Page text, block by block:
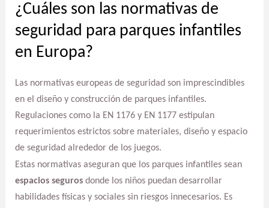
¿Cuáles son las normativas de
seguridad para parques infantiles
en Europa?
Las normativas europeas de seguridad son imprescindibles
en el diseño y construcción de parques infantiles.
Regulaciones como la EN 1176 y EN 1177 estipulan
requerimientos estrictos sobre materiales, diseño y espacio
de seguridad alrededor de los juegos.
Estas normativas aseguran que los parques infantiles sean
espacios segurosdonde los niños puedan desarrollar
habilidades físicas y sociales sin riesgos innecesarios. Es